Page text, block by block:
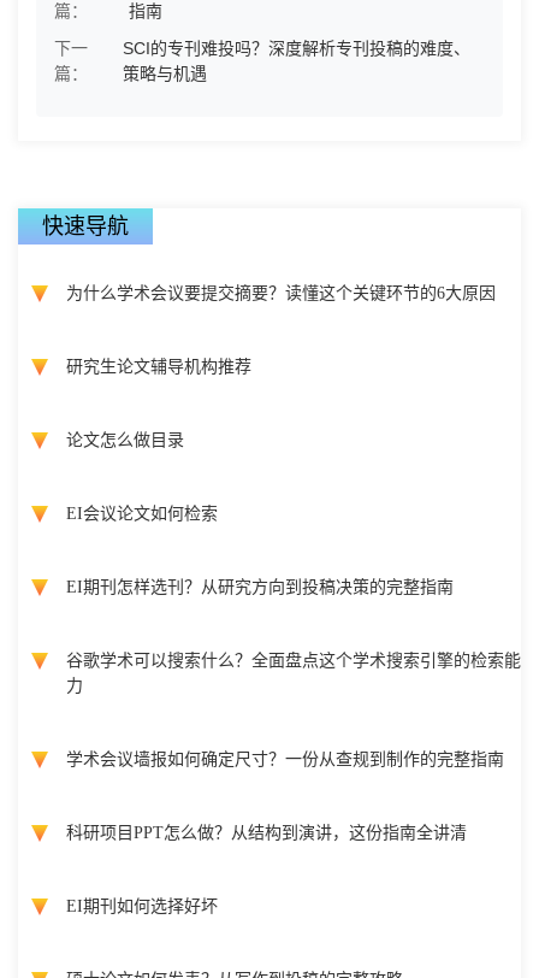
篇：
指南
下一
篇：
SCI的专刊难投吗？深度解析专刊投稿的难度、
策略与机遇
快速导航
为什么学术会议要提交摘要？读懂这个关键环节的6大原因
研究生论文辅导机构推荐
论文怎么做目录
EI会议论文如何检索
EI期刊怎样选刊？从研究方向到投稿决策的完整指南
谷歌学术可以搜索什么？全面盘点这个学术搜索引擎的检索能
力
学术会议墙报如何确定尺寸？一份从查规到制作的完整指南
科研项目PPT怎么做？从结构到演讲，这份指南全讲清
EI期刊如何选择好坏